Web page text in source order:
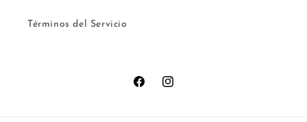
Términos del Servicio
FacebookInstagram